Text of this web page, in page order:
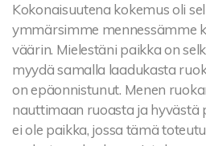
Kokonaisuutena kokemus oli
ymmärsimme mennessämme
väärin. Mielestäni paikka on
myydä samalla laadukasta
on epäonnistunut. Menen
nauttimaan ruoasta ja hyvästä
ei ole paikka, jossa tämä